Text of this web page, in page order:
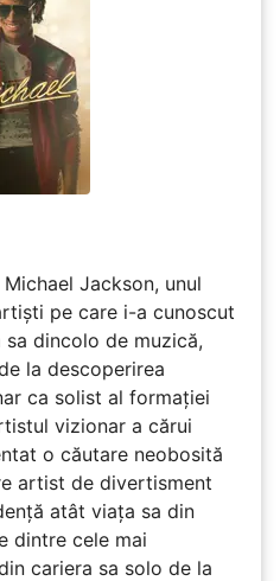
Jackson, unul
pe care i-a cunoscut
dincolo de muzică,
la descoperirea
ca solist al formației
vizionar a cărui
o căutare neobosită
artist de divertisment
atât viața sa din
dintre cele mai
cariera sa solo de la